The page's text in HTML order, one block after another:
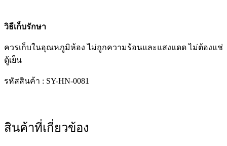
วิธีเก็บรักษา
ควรเก็บในอุณหภูมิห้อง ไม่ถูกความร้อนและแสงแดด ไม่ต้องแช่
ตู้เย็น
รหัสสินค้า : SY-HN-0081
สินค้าที่เกี่ยวข้อง